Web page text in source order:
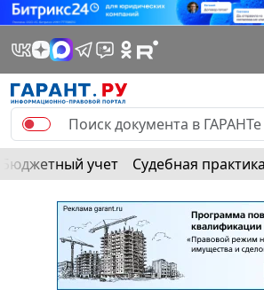
Бюджетный учет Судебная практика